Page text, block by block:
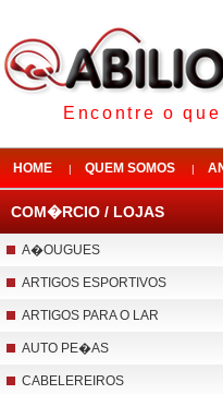
Encontre o
HOME | QUEM SOMOS |
COM�RCIO / LOJAS
A�OUGUES
ARTIGOS ESPORTIVOS
ARTIGOS PARA O LAR
AUTO PE�AS
CABELEREIROS